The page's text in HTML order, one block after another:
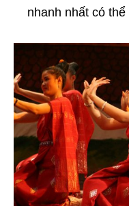
nhanh nhất có thể